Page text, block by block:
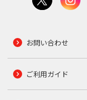
お問い合わせ
ご利用ガイド